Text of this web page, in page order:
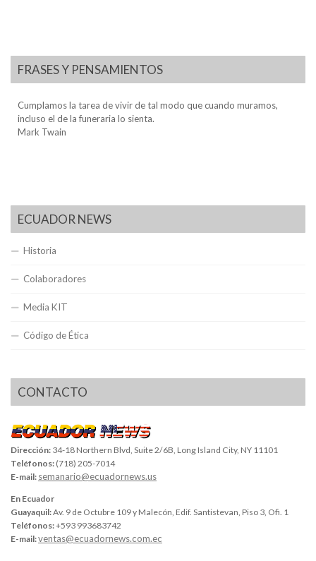
FRASES Y PENSAMIENTOS
Cumplamos la tarea de vivir de tal modo que cuando muramos,
incluso el de la funeraria lo sienta.
Mark Twain
ECUADOR NEWS
Historia
Colaboradores
Media KIT
Código de Ética
CONTACTO
Dirección: 34-18 Northern Blvd, Suite 2/6B, Long Island City, NY 11101
Teléfonos: (718) 205-7014
E-mail: semanario@ecuadornews.us
En Ecuador
Guayaquil:Av. 9 de Octubre 109 y Malecón, Edif. Santistevan, Piso 3, Ofi. 1
Teléfonos:+593 993683742
E-mail:ventas@ecuadornews.com.ec